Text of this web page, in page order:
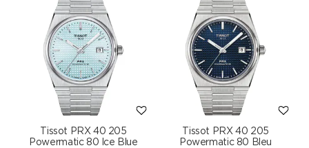
Tissot PRX 40 205
Powermatic 80 Ice Blue
Tissot PRX 40 205
Powermatic 80 Bleu